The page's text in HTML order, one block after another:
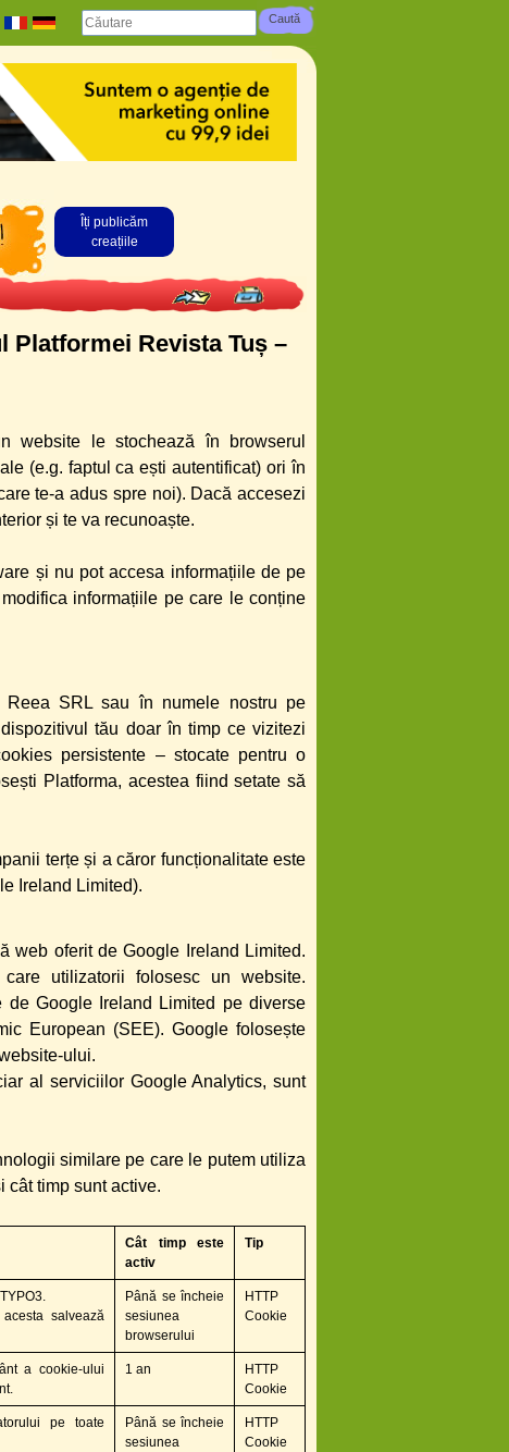
Îți publicăm
creațiile
Revista Tuș –
website le stochează în browserul
(e.g. faptul ca ești autentificat) ori în
te-a adus spre noi). Dacă accesezi
și te va recunoaște.
și nu pot accesa informațiile de pe
informațiile pe care le conține
Reea SRL sau în numele nostru pe
tău doar în timp ce vizitezi
persistente – stocate pentru o
Platforma, acestea fiind setate să
terțe și a căror funcționalitate este
Ireland Limited).
web oferit de Google Ireland Limited.
utilizatorii folosesc un website.
de Google Ireland Limited pe diverse
European (SEE). Google folosește
ului.
al serviciilor Google Analytics, sunt
similare pe care le putem utiliza
cât timp sunt active.
Cât timp este
activ
Tip
salvează
Până se încheie
sesiunea
browserului
HTTP
Cookie
a cookie-ului
1 an
HTTP
Cookie
pe toate
Până se încheie
sesiunea
HTTP
Cookie